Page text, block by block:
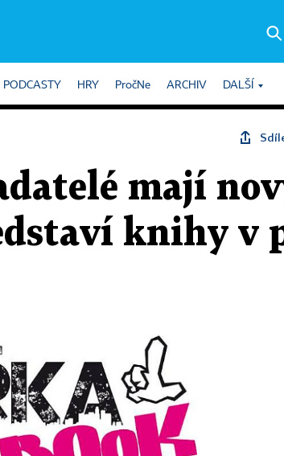
PODCASTY HRY PročNe ARCHIV DALŠÍ
mají
knihy v